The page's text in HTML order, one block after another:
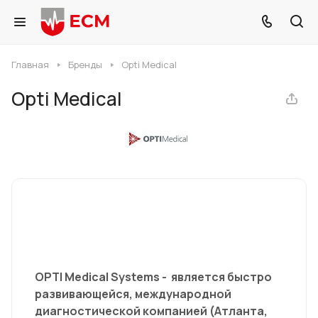
Главная Бренды Opti Medical
Opti Medical
OPTI Medical Systems - является быстро
развивающейся, международной
диагностической компанией (Атланта,